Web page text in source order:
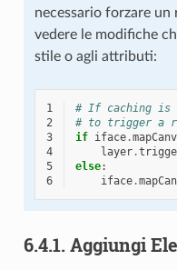
necessario forzare un
vedere le modifiche
stile o agli attributi:
1
# If caching is
2
# to trigger a
3
if iface.
4
layer.
5
else:
6
iface.
6.4.1. Aggiungi